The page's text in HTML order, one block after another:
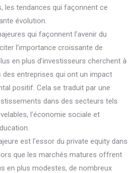
les tendances qui façonnent ce
évolution.
qui façonnent l’avenir du
l’importance croissante de
en plus d’investisseurs cherchent à
des entreprises qui ont un impact
positif. Cela se traduit par une
dans des secteurs tels
l’économie sociale et
est l’essor du private equity dans
que les marchés matures offrent
en plus modestes, de nombreux